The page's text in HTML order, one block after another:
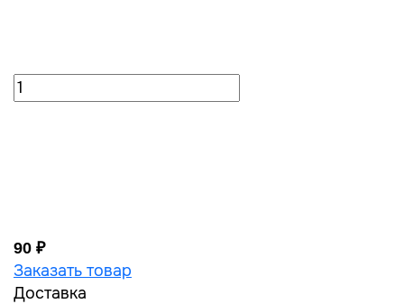
90 ₽
Заказать товар
Доставка